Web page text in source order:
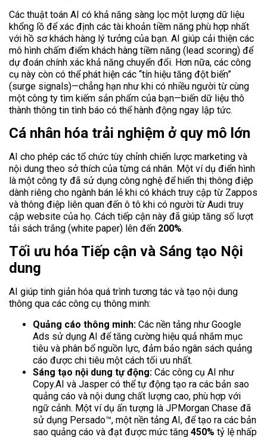
Các thuật toán AI có khả năng sàng lọc một lượng dữ liệu
khổng lồ để xác định các tài khoản tiềm năng phù hợp nhất
với hồ sơ khách hàng lý tưởng của bạn. AI giúp cải thiện các
mô hình chấm điểm khách hàng tiềm năng (lead scoring) để
dự đoán chính xác khả năng chuyển đổi. Hơn nữa, các công
cụ này còn có thể phát hiện các “tín hiệu tăng đột biến”
(surge signals)—chẳng hạn như khi có nhiều người từ cùng
một công ty tìm kiếm sản phẩm của bạn—biến dữ liệu thô
thành thông tin tình báo có thể hành động ngay lập tức.
Cá nhân hóa trải nghiệm ở quy mô lớn
AI cho phép các tổ chức tùy chỉnh chiến lược marketing và
nội dung theo sở thích của từng cá nhân. Một ví dụ điển hình
là một công ty đã sử dụng công nghệ để hiển thị thông điệp
dành riêng cho ngành bán lẻ khi có khách truy cập từ Zappos
và thông điệp liên quan đến ô tô khi có người từ Audi truy
cập website của họ. Cách tiếp cận này đã giúp tăng số lượt
tải sách trắng (white paper) lên đến 200%.
Tối ưu hóa Tiếp cận và Sáng tạo Nội
dung
AI giúp tinh giản hóa quá trình tương tác và tạo nội dung
thông qua các công cụ thông minh:
Quảng cáo thông minh: Các nền tảng như Google
Ads sử dụng AI để tăng cường hiệu quả nhắm mục
tiêu và phân bổ nguồn lực, đảm bảo ngân sách quảng
cáo được chi tiêu một cách tối ưu nhất.
Sáng tạo nội dung tự động: Các công cụ AI như
Copy.AI và Jasper có thể tự động tạo ra các bản sao
quảng cáo và nội dung chất lượng cao, phù hợp với
ngữ cảnh. Một ví dụ ấn tượng là JPMorgan Chase đã
sử dụng Persado™, một nền tảng AI, để tạo ra các bản
sao quảng cáo và đạt được mức tăng 450% tỷ lệ nhấp